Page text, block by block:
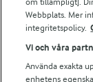
Följ oss
Webbplats. Mer
integritetspolicy.
Vi och våra
Använda exakta
enhetens